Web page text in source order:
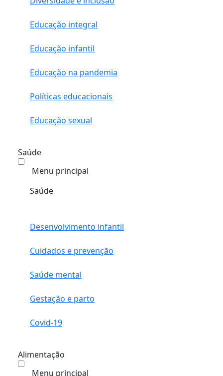
Educação integral
Educação infantil
Educação na pandemia
Políticas educacionais
Educação sexual
Saúde
Menu principal
Saúde
Desenvolvimento infantil
Cuidados e prevenção
Saúde mental
Gestação e parto
Covid-19
Alimentação
Menu principal